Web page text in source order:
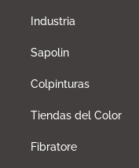
Industria
Sapolin
Colpinturas
Tiendas del Color
Fibratore